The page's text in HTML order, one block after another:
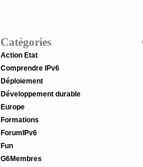
Catégories
Action Etat
Comprendre IPv6
Déploiement
Développement durable
Europe
Formations
ForumIPv6
Fun
G6Membres